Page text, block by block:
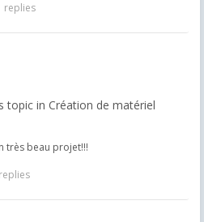
replies
topic in Création de matériel
très beau projet!!!